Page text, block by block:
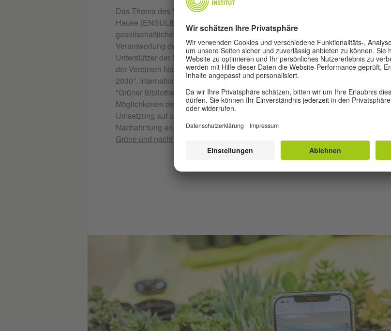
Das Thema des Vortrages von Petra
Hauke (ENSULIB) ist die
gesellschaftliche Rolle und
Verantwortung der Bibliotheken als
Unterstützer der Nachhaltigkeitsziele
der Vereinten Nationen "Agenda
2030". Internationale Beispiele
"Grüner Bibliotheken" zeigen
Möglichkeiten der praktischen
Umsetzung auf und regen zur
Nachahmung an.
Grüne und nachhaltige Bibliotheken
Der Vortrag von Manar Sarie Weiss
führt uns hinter die Kulissen und
beleuchtet die verschiedenen
Initiativen, die das Projektteam
Projekts gefilmt hat. Es werden
Hintergrundinformationen über die
Israel im Allgemeinen und die Art und
Weise der Initiativen gegeben, die
darauf abzielen.